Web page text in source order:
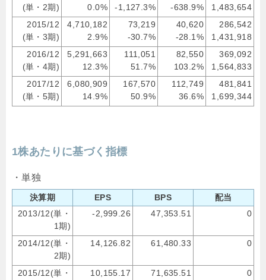
(単・2期)
0.0%
-1,127.3%
-638.9%
1,483,654
2015/12
(単・3期)
4,710,182
2.9%
73,219
-30.7%
40,620
-28.1%
286,542
1,431,918
2016/12
(単・4期)
5,291,663
12.3%
111,051
51.7%
82,550
103.2%
369,092
1,564,833
2017/12
(単・5期)
6,080,909
14.9%
167,570
50.9%
112,749
36.6%
481,841
1,699,344
1株あたりに基づく指標
・単独
決算期 EPS BPS
配当
2013/12(単・
1期)
-2,999.26 47,353.51 0
2014/12(単・
2期)
14,126.82 61,480.33 0
2015/12(単・
10,155.17 71,635.51 0